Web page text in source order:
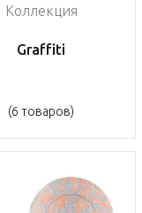
Коллекция
Graffiti
(6 товаров)